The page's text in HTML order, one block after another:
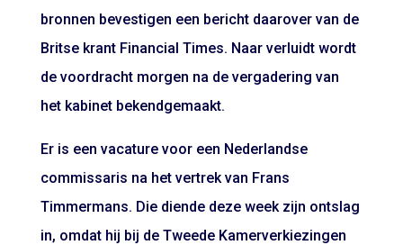
bronnen bevestigen een bericht daarover van de
Britse krant Financial Times. Naar verluidt wordt
de voordracht morgen na de vergadering van
het kabinet bekendgemaakt.
Er is een vacature voor een Nederlandse
commissaris na het vertrek van Frans
Timmermans. Die diende deze week zijn ontslag
in, omdat hij bij de Tweede Kamerverkiezingen